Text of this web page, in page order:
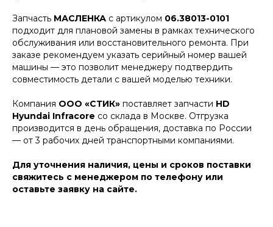
Запчасть МАСЛЕНКА с артикулом 06.38013-0101
подходит для плановой замены в рамках технического
обслуживания или восстановительного ремонта. При
заказе рекомендуем указать серийный номер вашей
машины — это позволит менеджеру подтвердить
совместимость детали с вашей моделью техники.
Компания ООО «СТИК» поставляет запчасти HD
Hyundai Infracore со склада в Москве. Отгрузка
производится в день обращения, доставка по России
— от 3 рабочих дней транспортными компаниями.
Для уточнения наличия, цены и сроков поставки
свяжитесь с менеджером по телефону или
оставьте заявку на сайте.